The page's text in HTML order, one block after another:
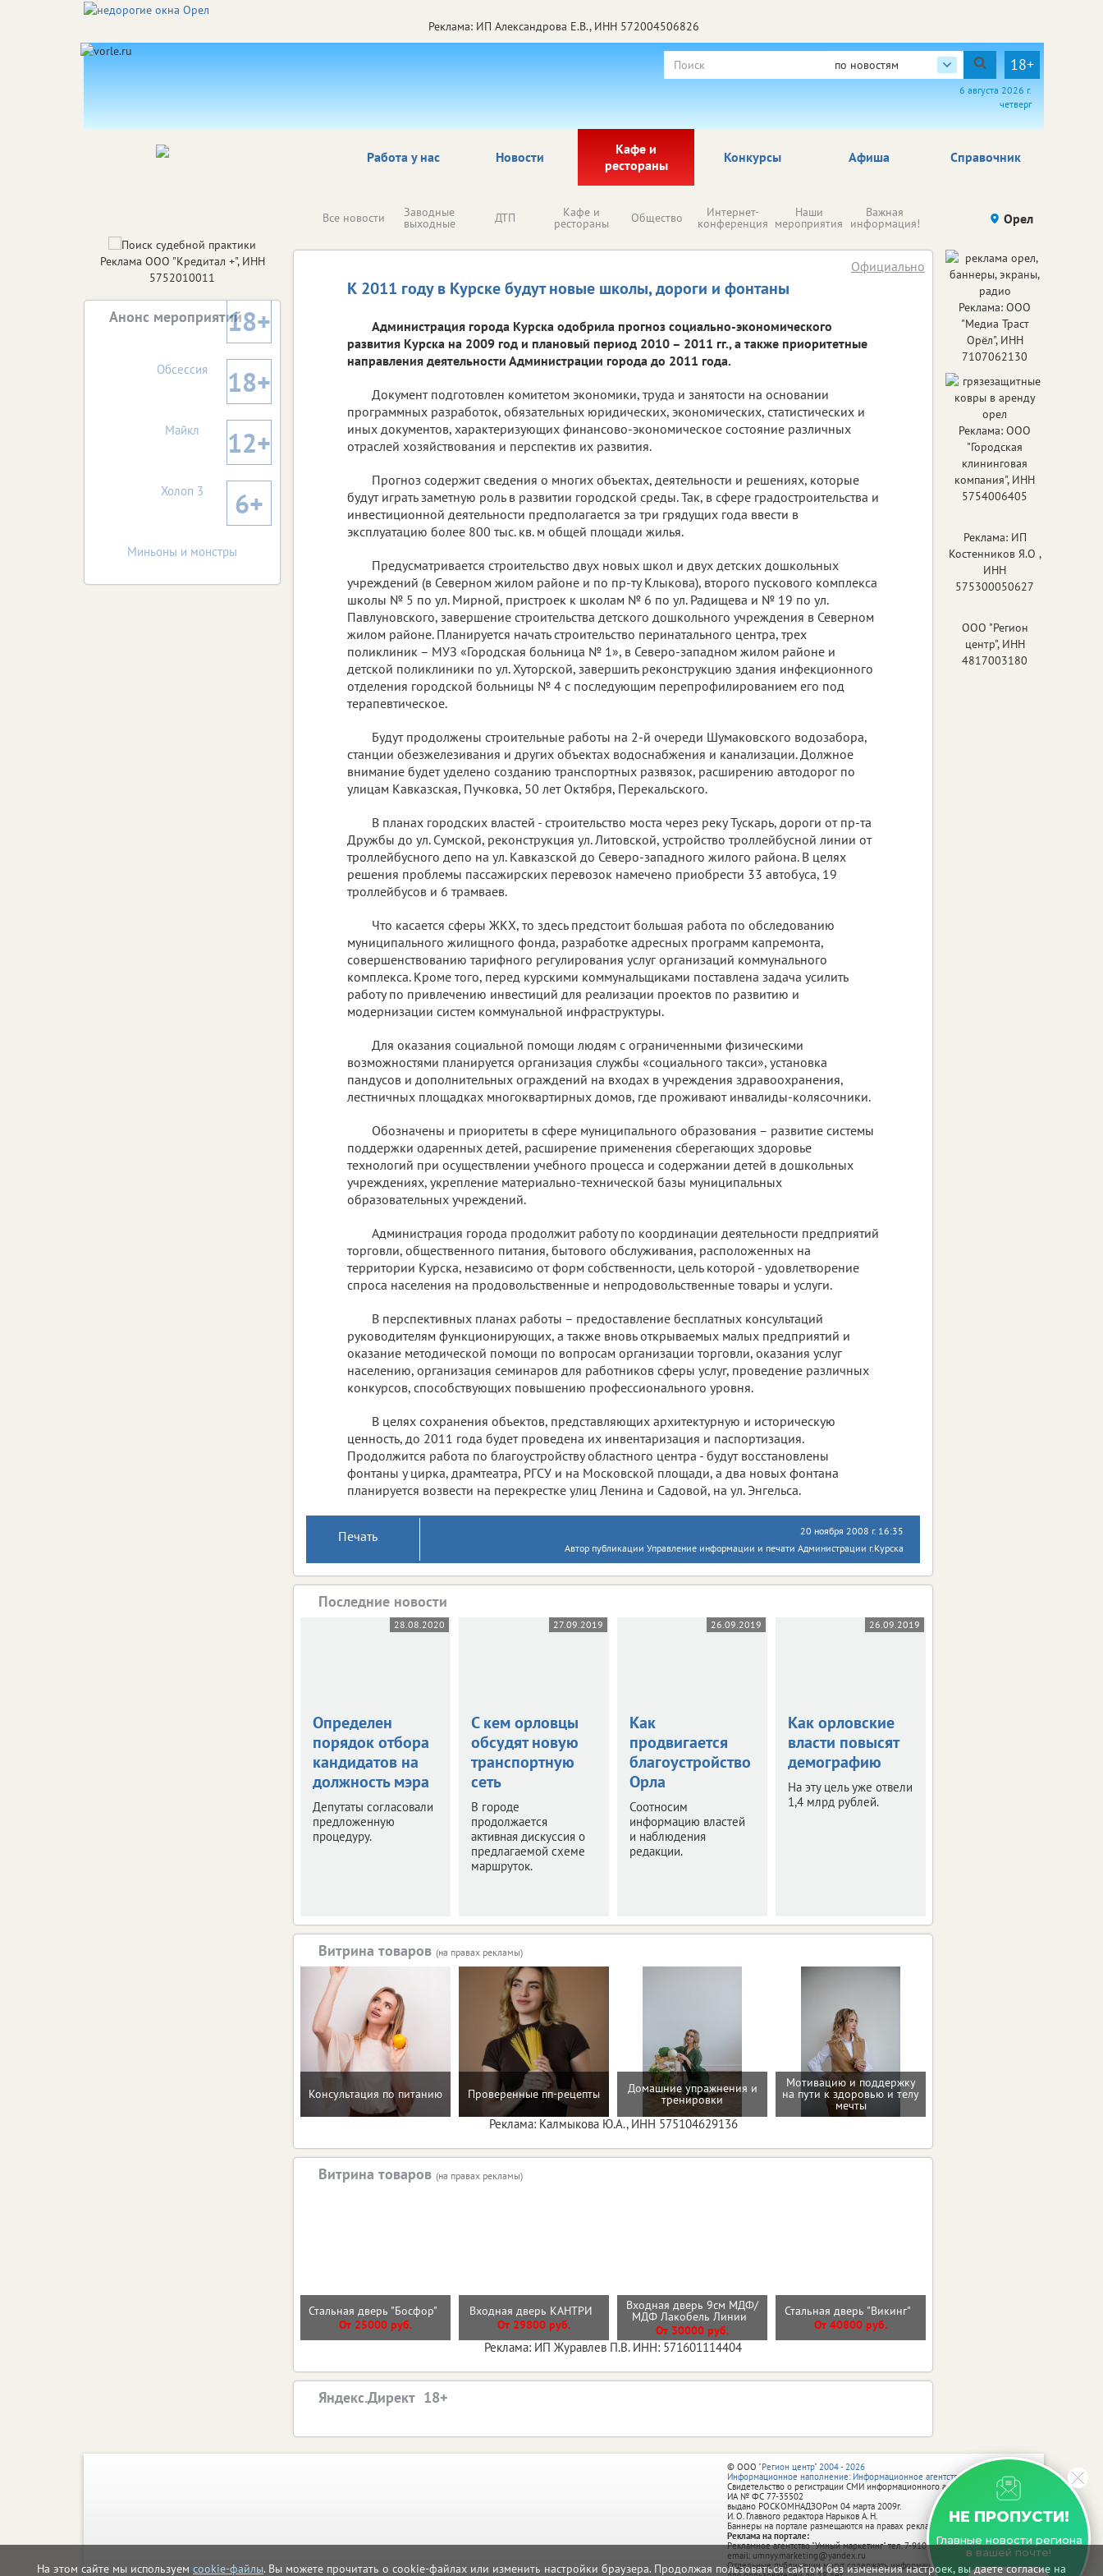
На этом сайте мы используем cookie-файлы. Вы можете прочитать о cookie-файлах или изменить настройки браузера. Продолжая пользоваться сайтом без изменения настроек, вы даете согласие на
Реклама: ИП Александрова Е.В., ИНН 572004506826
по новостям 18+
6 августа 2026 г.
четверг
Работа у нас Новости
Кафе и
рестораны
Афиша Справочник
Конкурсы
Все новости Заводные
выходные ДТП Кафе и
рестораны Общество Интернет-
конференция
Наши
мероприятия
Важная
информация! Происшествия Здоровье
Орел
К 2011 году в Курске будут новые школы, дороги и фонтаны
Официально
Администрация города Курска одобрила прогноз социально-экономического
развития Курска на 2009 год и плановый период 2010 – 2011 гг., а также приоритетные
направления деятельности Администрации города до 2011 года.
Документ подготовлен комитетом экономики, труда и занятости на основании
программных разработок, обязательных юридических, экономических, статистических и
иных документов, характеризующих финансово-экономическое состояние различных
отраслей хозяйствования и перспектив их развития.
Прогноз содержит сведения о многих объектах, деятельности и решениях, которые
будут играть заметную роль в развитии городской среды. Так, в сфере градостроительства и
инвестиционной деятельности предполагается за три грядущих года ввести в
эксплуатацию более 800 тыс. кв. м общей площади жилья.
Предусматривается строительство двух новых школ и двух детских дошкольных
учреждений (в Северном жилом районе и по пр-ту Клыкова), второго пускового комплекса
школы № 5 по ул. Мирной, пристроек к школам № 6 по ул. Радищева и № 19 по ул.
Павлуновского, завершение строительства детского дошкольного учреждения в Северном
жилом районе. Планируется начать строительство перинатального центра, трех
поликлиник – МУЗ «Городская больница № 1», в Северо-западном жилом районе и
детской поликлиники по ул. Хуторской, завершить реконструкцию здания инфекционного
отделения городской больницы № 4 с последующим перепрофилированием его под
терапевтическое.
Будут продолжены строительные работы на 2-й очереди Шумаковского водозабора,
станции обезжелезивания и других объектах водоснабжения и канализации. Должное
внимание будет уделено созданию транспортных развязок, расширению автодорог по
улицам Кавказская, Пучковка, 50 лет Октября, Перекальского.
В планах городских властей - строительство моста через реку Тускарь, дороги от пр-та
Дружбы до ул. Сумской, реконструкция ул. Литовской, устройство троллейбусной линии от
троллейбусного депо на ул. Кавказской до Северо-западного жилого района. В целях
решения проблемы пассажирских перевозок намечено приобрести 33 автобуса, 19
троллейбусов и 6 трамваев.
Что касается сферы ЖКХ, то здесь предстоит большая работа по обследованию
муниципального жилищного фонда, разработке адресных программ капремонта,
совершенствованию тарифного регулирования услуг организаций коммунального
комплекса. Кроме того, перед курскими коммунальщиками поставлена задача усилить
работу по привлечению инвестиций для реализации проектов по развитию и
модернизации систем коммунальной инфраструктуры.
Для оказания социальной помощи людям с ограниченными физическими
возможностями планируется организация службы «социального такси», установка
пандусов и дополнительных ограждений на входах в учреждения здравоохранения,
лестничных площадках многоквартирных домов, где проживают инвалиды-колясочники.
Обозначены и приоритеты в сфере муниципального образования – развитие системы
поддержки одаренных детей, расширение применения сберегающих здоровье
технологий при осуществлении учебного процесса и содержании детей в дошкольных
учреждениях, укрепление материально-технической базы муниципальных
образовательных учреждений.
Администрация города продолжит работу по координации деятельности предприятий
торговли, общественного питания, бытового обслуживания, расположенных на
территории Курска, независимо от форм собственности, цель которой - удовлетворение
спроса населения на продовольственные и непродовольственные товары и услуги.
В перспективных планах работы – предоставление бесплатных консультаций
руководителям функционирующих, а также вновь открываемых малых предприятий и
оказание методической помощи по вопросам организации торговли, оказания услуг
населению, организация семинаров для работников сферы услуг, проведение различных
конкурсов, способствующих повышению профессионального уровня.
В целях сохранения объектов, представляющих архитектурную и историческую
ценность, до 2011 года будет проведена их инвентаризация и паспортизация.
Продолжится работа по благоустройству областного центра - будут восстановлены
фонтаны у цирка, драмтеатра, РГСУ и на Московской площади, а два новых фонтана
планируется возвести на перекрестке улиц Ленина и Садовой, на ул. Энгельса.
Печать
20 ноября 2008 г. 16:35
Автор публикации Управление информации и печати Администрации г.Курска
Последние новости
28.08.2020
Определен
порядок отбора
кандидатов на
должность мэра
Депутаты согласовали
предложенную
процедуру.
27.09.2019
С кем орловцы
обсудят новую
транспортную
сеть
В городе
продолжается
активная дискуссия о
предлагаемой схеме
маршруток.
26.09.2019
Как
продвигается
благоустройство
Орла
Соотносим
информацию властей
и наблюдения
редакции.
26.09.2019
Как орловские
власти повысят
демографию
На эту цель уже отвели
1,4 млрд рублей.
Витрина товаров (на правах рекламы)
Консультация по питанию Проверенные пп-рецепты Домашние упражнения и
тренировки
Мотивацию и поддержку
на пути к здоровью и телу
мечты
Реклама: Калмыкова Ю.А., ИНН 575104629136
Витрина товаров (на правах рекламы)
Стальная дверь "Босфор"
От 25000 руб.
Входная дверь КАНТРИ
От 29800 руб.
Входная дверь 9см МДФ/
МДФ Лакобель Линии
От 30000 руб.
Стальная дверь "Викинг"
От 40800 руб.
Реклама: ИП Журавлев П.В. ИНН: 571601114404
Яндекс.Директ
Реклама ООО "Кредитал +", ИНН
5752010011
Анонс мероприятий18+
Обсессия 18+
Майкл 12+
Холоп 3 6+
Миньоны и монстры
Реклама: ООО
"Медиа Траст
Орёл", ИНН
7107062130
Реклама: ООО
"Городская
клининговая
компания", ИНН
5754006405
Реклама: ИП
Костенников Я.О ,
ИНН
575300050627
ООО "Регион
центр", ИНН
4817003180
НЕ ПРОПУСТИ!
Главные новости региона
в вашей почте!
© ООО "Регион центр" 2004 - 2026
Информационное наполнение: Информационное агентство vRossii.ru
Свидетельство о регистрации СМИ информационного агентства vRossii.ru
ИА № ФС 77‑35502
выдано РОСКОМНАДЗОРом 04 марта 2009г.
И. О. Главного редактора Нарыков А. Н.
Баннеры на портале размещаются на правах рекламы.
Реклама на портале:
Рекламное агентство "Умный маркетинг" тел. 7-910-267-70-40,
email: umnyy.marketing@yandex.ru
Отдельные публикации могут содержать информацию, не предназначенную